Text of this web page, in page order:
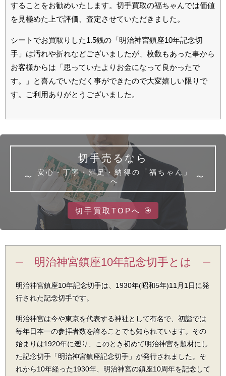
することをお勧めいたします。切手買取の福ちゃんでは価値
を見極めた上で評価、査定させていただきました。
シートでお買取りした1.5銭の「明治神宮鎮座10年記念切
手」は汚れや折れなどございましたが、枚数もあった事から
お客様からは「思っていたよりお金になって良かったで
す。」と喜んでいただく事ができたので大変嬉しい限りで
す。ご利用ありがとうございました。
切手売るなら
安心・丁寧・満足・納得の
「福ちゃん」
へ
切手買取TOPへ
明治神宮鎮座10年記念切手とは
明治神宮鎮座10年記念切手は、1930年(昭和5年)11月1日に発
行された記念切手です。
明治神宮は今や東京を代表する神社として有名で、初詣では
毎年日本一の参拝者数を誇ることでも知られています。その
始まりは1920年に遡り、このとき初めて明治神宮を題材にし
た記念切手「明治神宮鎮座記念切手」が発行されました。そ
れから10年経った1930年、明治神宮の鎮座10周年を記念して